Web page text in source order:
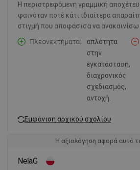
Η περιστρεφόμενη γραμμική
φαινόταν ποτέ κάτι ιδιαίτερα
στιγμή που αποφάσισα να ανακαινίσω
Πλεονεκτήματα:
απλότητα
στην
εγκατάσταση,
διαχρονικός
σχεδιασμός,
αντοχή.
Εμφάνιση αρχικού σχολίου
Η αξιολόγηση αφορά αυτό
NelaG